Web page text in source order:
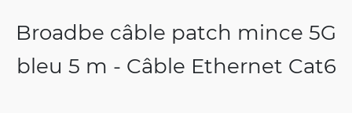
Broadbe câble patch mince 5G
bleu 5 m - Câble Ethernet Cat6